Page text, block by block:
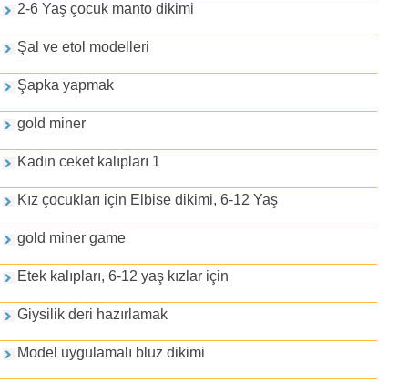
2-6 Yaş çocuk manto dikimi
Şal ve etol modelleri
Şapka yapmak
gold miner
Kadın ceket kalıpları 1
Kız çocukları için Elbise dikimi, 6-12 Yaş
gold miner game
Etek kalıpları, 6-12 yaş kızlar için
Giysilik deri hazırlamak
Model uygulamalı bluz dikimi